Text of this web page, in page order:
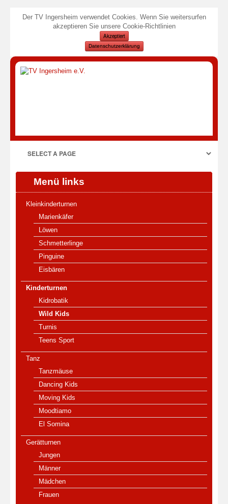
Der TV Ingersheim verwendet Cookies. Wenn Sie weitersurfen
akzeptieren Sie unsere Cookie-Richtlinien
Akzeptiert
Datenschutzerklärung
Menü links
Kleinkinderturnen
Marienkäfer
Löwen
Schmetterlinge
Pinguine
Eisbären
Kinderturnen
Kidrobatik
Wild Kids
Turnis
Teens Sport
Tanz
Tanzmäuse
Dancing Kids
Moving Kids
Moodtiamo
El Somina
Gerätturnen
Jungen
Männer
Mädchen
Frauen